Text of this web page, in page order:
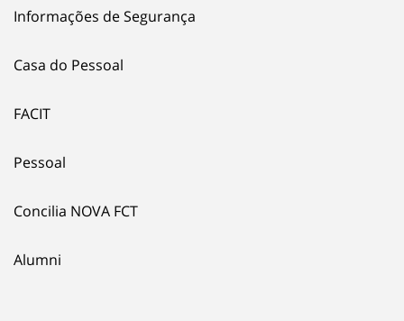
Informações de Segurança
Casa do Pessoal
FACIT
Pessoal
Concilia NOVA FCT
Alumni